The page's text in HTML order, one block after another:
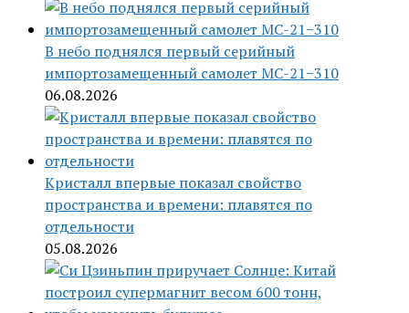
В небо поднялся первый серийный
импортозамещенный самолет МС-21−310
06.08.2026
Кристалл впервые показал свойство
пространства и времени: плавятся по
отдельности
05.08.2026